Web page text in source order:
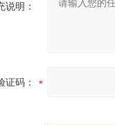
说明：
证码：